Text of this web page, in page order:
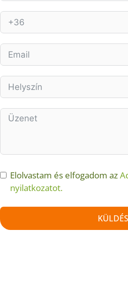
Elolvastam és elfogadom az
nyilatkozatot.
KÜLDÉS